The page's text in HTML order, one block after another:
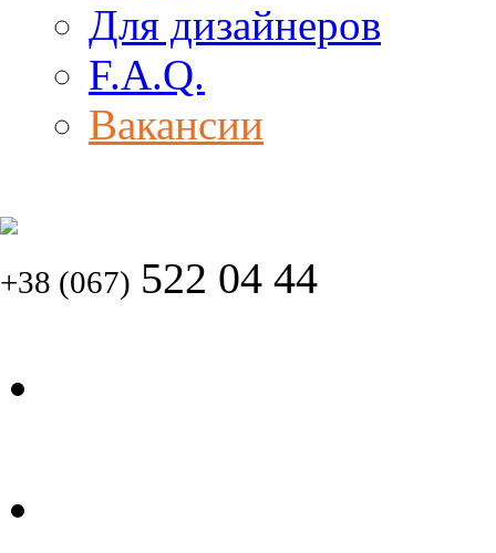
Для дизайнеров
F.A.Q.
Вакансии
+38 (067) 522 04 44